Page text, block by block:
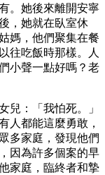
。她後來離開安寧
，她就在臥室休
媽，他們聚集在餐
往吃飯時那樣。人
小聲一點好嗎？老
兒：「我怕死。」
人都能這麼勇敢，
多家庭，發現他們
因為許多個案的早
家庭，臨終者和摯